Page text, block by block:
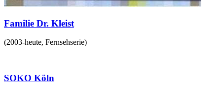
Familie Dr. Kleist
(2003-heute, Fernsehserie)
SOKO Köln